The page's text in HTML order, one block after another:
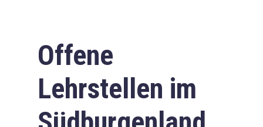
Offene
Lehrstellen im